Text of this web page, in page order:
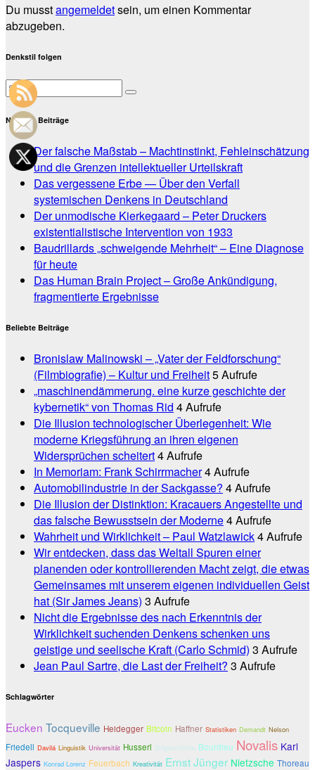
Du musstangemeldetsein, um einen Kommentar
abzugeben.
Denkstil folgen
Neueste Beiträge
Der falsche Maßstab – Machtinstinkt, Fehleinschätzung
und die Grenzen intellektueller Urteilskraft
Das vergessene Erbe — Über den Verfall
systemischen Denkens in Deutschland
Der unmodische Kierkegaard – Peter Druckers
existentialistische Intervention von 1933
Baudrillards „schweigende Mehrheit“ – Eine Diagnose
für heute
Das Human Brain Project – Große Ankündigung,
fragmentierte Ergebnisse
Beliebte Beiträge
Bronislaw Malinowski – „Vater der Feldforschung“
(Filmbiografie) – Kultur und Freiheit5 Aufrufe
„maschinendämmerung. eine kurze geschichte der
kybernetik“ von Thomas Rid 4 Aufrufe
Die Illusion technologischer Überlegenheit: Wie
moderne Kriegsführung an ihren eigenen
Widersprüchen scheitert4 Aufrufe
In Memoriam: Frank Schirrmacher4 Aufrufe
Automobilindustrie in der Sackgasse? 4 Aufrufe
Die Illusion der Distinktion: Kracauers Angestellte und
das falsche Bewusstsein der Moderne4 Aufrufe
Wahrheit und Wirklichkeit – Paul Watzlawick4 Aufrufe
Wir entdecken, dass das Weltall Spuren einer
planenden oder kontrollierenden Macht zeigt, die etwas
Gemeinsames mit unserem eigenen individuellen Geist
hat (Sir James Jeans) 3 Aufrufe
Nicht die Ergebnisse des nach Erkenntnis der
Wirklichkeit suchenden Denkens schenken uns
geistige und seelische Kraft (Carlo Schmid) 3 Aufrufe
Jean Paul Sartre, die Last der Freiheit? 3 Aufrufe
Schlagwörter
Eucken Tocqueville Heidegger Bitcoin Haffner Statistiken Demandt Nelson
Friedell Davilá Linguistik Universität Husserl Stilgeschichte Bourdieu Novalis Karl
Jaspers Konrad Lorenz Feuerbach Kreativität Ernst Jünger Nietzsche Thoreau